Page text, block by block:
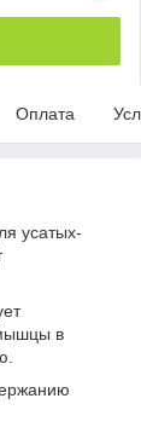
Оплата
усатых-
в